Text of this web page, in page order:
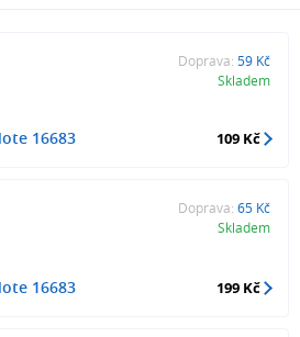
16683
Doprava: 59 Kč
Skladem
109 Kč
16683
Doprava: 65 Kč
Skladem
199 Kč